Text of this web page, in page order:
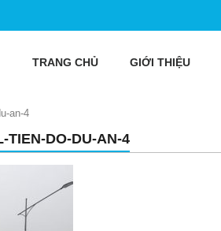
TRANG CHỦ GIỚI THIỆU
an-4
TIEN-DO-DU-AN-4